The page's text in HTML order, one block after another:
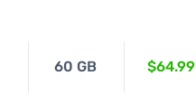
60 GB $64.99